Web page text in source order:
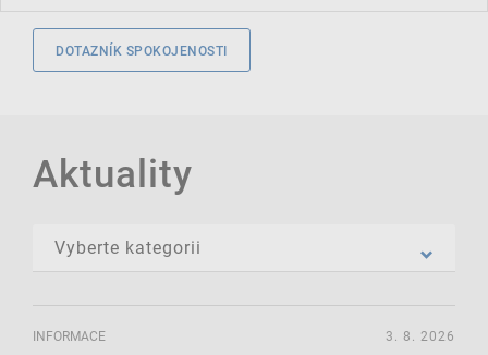
DOTAZNÍK SPOKOJENOSTI
Aktuality
INFORMACE 3. 8. 2026